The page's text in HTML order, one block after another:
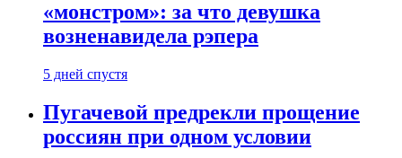
«монстром»: за что девушка
возненавидела рэпера
5 дней спустя
Пугачевой предрекли прощение
россиян при одном условии